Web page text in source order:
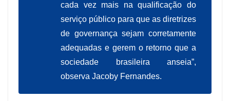
cada vez mais na qualificação do
serviço público para que as diretrizes
de governança sejam corretamente
adequadas e gerem o retorno que a
sociedade brasileira anseia”,
observa Jacoby Fernandes.